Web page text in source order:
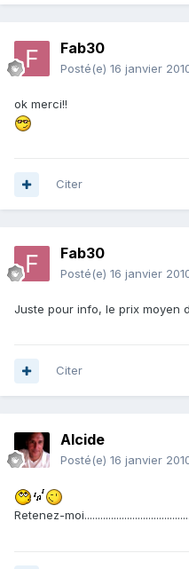
Fab30
Posté(e) 16 janvier
ok merci!!
Citer
Fab30
Posté(e) 16 janvier
Juste pour info, le prix moyen
Citer
Alcide
Posté(e) 16 janvier
Retenez-